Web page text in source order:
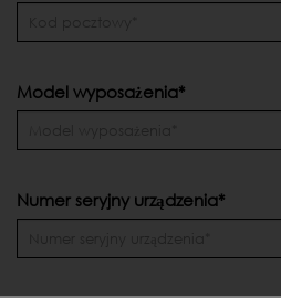
Model wyposażenia*
Numer seryjny urządzenia*